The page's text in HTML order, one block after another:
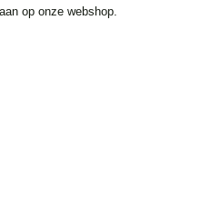
op onze webshop.